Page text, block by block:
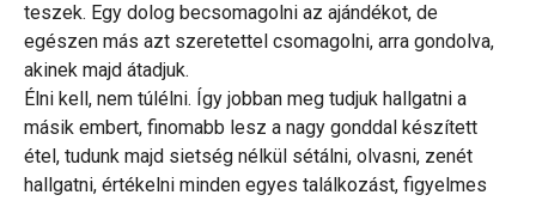
teszek. Egy dolog becsomagolni az ajándékot, de
egészen más azt szeretettel csomagolni, arra gondolva,
akinek majd átadjuk.
Élni kell, nem túlélni. Így jobban meg tudjuk hallgatni a
másik embert, finomabb lesz a nagy gonddal készített
étel, tudunk majd sietség nélkül sétálni, olvasni, zenét
hallgatni, értékelni minden egyes találkozást, figyelmes